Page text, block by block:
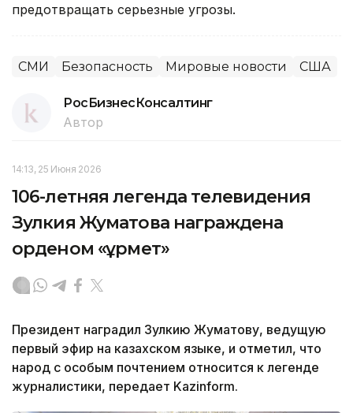
предотвращать серьезные угрозы.
СМИ Безопасность Мировые новости США
РосБизнесКонсалтинг
Автор
14:13, 25 Июня 2026
106-летняя легенда телевидения
Зулкия Жуматова награждена
орденом «Құрмет»
Президент наградил Зулкию Жуматову, ведущую
первый эфир на казахском языке, и отметил, что
народ с особым почтением относится к легенде
журналистики, передает Kazinform.